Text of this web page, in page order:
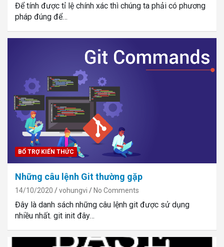
Để tính được tỉ lệ chính xác thì chúng ta phải có phương
pháp đúng để…
BỔ TRỢ KIẾN THỨC
Những câu lệnh Git thường gặp
14/10/2020 vohungvi No Comments
Đây là danh sách những câu lệnh git được sử dụng
nhiều nhất. git init đây…